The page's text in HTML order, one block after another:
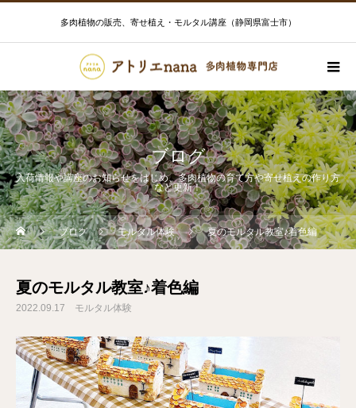
多肉植物の販売、寄せ植え・モルタル講座（静岡県富士市）
ブログ
入荷情報や講座のお知らせをはじめ、多肉植物の育て方や寄せ植えの作り方
など更新！
ブログ モルタル体験 夏のモルタル教室♪着色編
夏のモルタル教室♪着色編
2022.09.17 モルタル体験